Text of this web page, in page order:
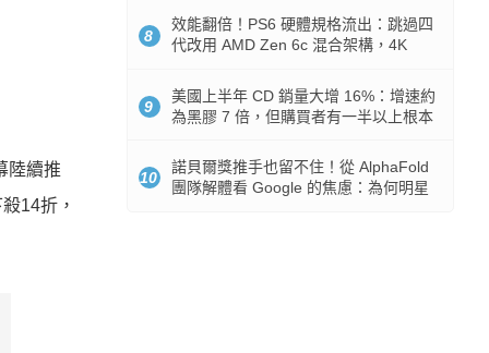
陸續推
14折，
8
效能翻倍！PS6 硬體規格流出：跳過四
代改用 AMD Zen 6c 混合架構，4K
9
美國上半年 CD 銷量大增 16%：增速約
為黑膠 7 倍，但購買者有一半以上根本
10
諾貝爾獎推手也留不住！從 AlphaFold
團隊解體看 Google 的焦慮：為何明星